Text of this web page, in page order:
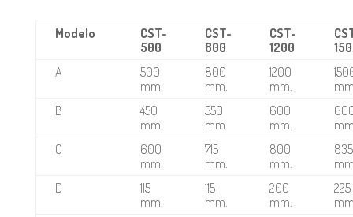
Modelo
CST-
500
CST-
800
CST-
1200
A
500
mm.
800
mm.
1200
mm.
B
450
mm.
550
mm.
600
mm.
C
600
mm.
715
mm.
800
mm.
835
D
115
mm.
115
mm.
200
mm.
225